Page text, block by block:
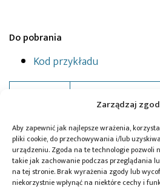
Zarządzaj
Aby zapewnić jak najlepsze wrażenia,
pliki cookie, do przechowywania i/lub
urządzeniu. Zgoda na te technologie pozwoli
takie jak zachowanie podczas przeglądania
na tej stronie. Brak wyrażenia zgody lub
niekorzystnie wpłynąć na niektóre cechy i
Do pobrania
Kod przykładu
Tagi:Arduino,audio,DFrobot,
OLED,projekt,Wyświetlacz OLED